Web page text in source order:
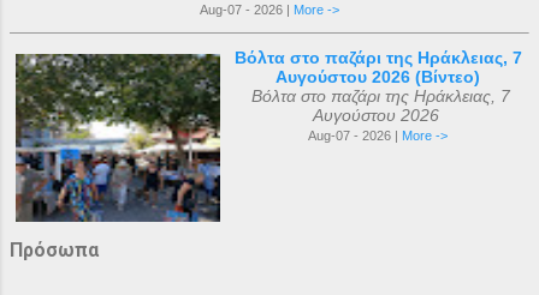
Aug-07 - 2026 | More ->
Βόλτα στο παζάρι της Ηράκλειας, 7
Αυγούστου 2026 (Βίντεο)
Βόλτα στο παζάρι της Ηράκλειας, 7
Αυγούστου 2026
Aug-07 - 2026 | More ->
Πρόσωπα